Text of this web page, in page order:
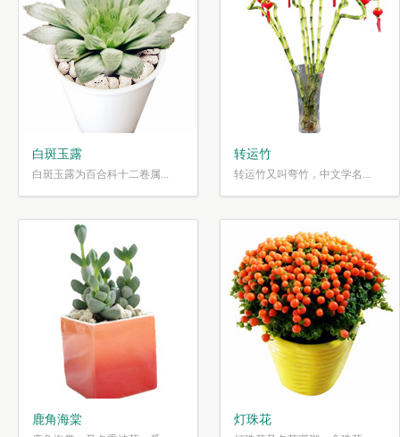
白斑玉露
白斑玉露为百合科十二卷属...
转运竹
转运竹又叫弯竹，中文学名...
鹿角海棠 灯珠花